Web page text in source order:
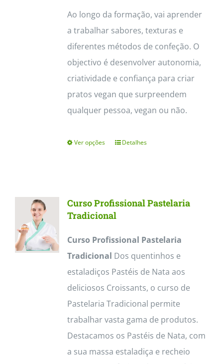
Ao longo da formação, vai aprender
a trabalhar sabores, texturas e
diferentes métodos de confeção. O
objectivo é desenvolver autonomia,
criatividade e confiança para criar
pratos vegan que surpreendem
qualquer pessoa, vegan ou não.
Ver opções
This
variants.
options
may
be
chosen
on
the
product
page
Detalhes
Curso Profissional Pastelaria
Tradicional
Curso Profissional Pastelaria
Tradicional Dos quentinhos e
estaladiços Pastéis de Nata aos
deliciosos Croissants, o curso de
Pastelaria Tradicional permite
trabalhar vasta gama de produtos.
Destacamos os Pastéis de Nata, com
a sua massa estaladiça e recheio